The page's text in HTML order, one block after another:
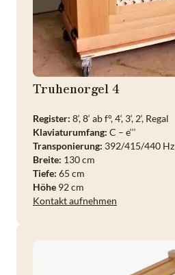
Truhenorgel 4
Register: 8‘, 8‘ ab f°, 4‘, 3‘, 2‘, Regal
Klaviaturumfang: C – e‘‘‘
Transponierung: 392/415/440 Hz
Breite: 130 cm
Tiefe: 65 cm
Höhe 92 cm
Kontakt aufnehmen